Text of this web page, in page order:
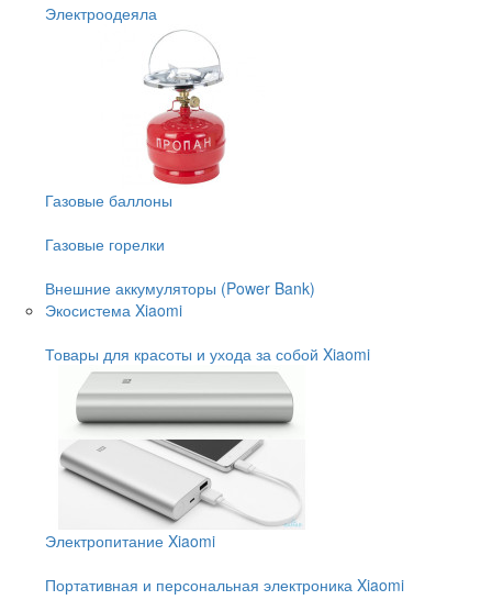
Электроодеяла
Газовые баллоны
Газовые горелки
Внешние аккумуляторы (Power Bank)
Экосистема Xiaomi
Товары для красоты и ухода за собой Xiaomi
Электропитание Xiaomi
Портативная и персональная электроника Xiaomi